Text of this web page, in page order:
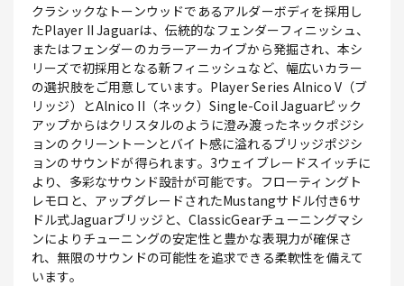
クラシックなトーンウッドであるアルダーボディを採用し
たPlayer II Jaguarは、伝統的なフェンダーフィニッシュ、
またはフェンダーのカラーアーカイブから発掘され、本シ
リーズで初採用となる新フィニッシュなど、幅広いカラー
の選択肢をご用意しています。Player Series Alnico V（ブ
リッジ）とAlnico II（ネック）Single-Coil Jaguarピック
アップからはクリスタルのように澄み渡ったネックポジシ
ョンのクリーントーンとバイト感に溢れるブリッジポジシ
ョンのサウンドが得られます。3ウェイブレードスイッチに
より、多彩なサウンド設計が可能です。フローティングト
レモロと、アップグレードされたMustangサドル付き6サ
ドル式Jaguarブリッジと、ClassicGearチューニングマシ
ンによりチューニングの安定性と豊かな表現力が確保さ
れ、無限のサウンドの可能性を追求できる柔軟性を備えて
います。